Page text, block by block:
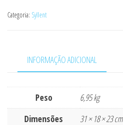
Categoria: Syllent
INFORMAÇÃO ADICIONAL
Peso
6,95 kg
Dimensões
31 × 18 × 23 cm